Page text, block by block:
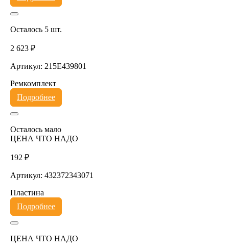
Осталось 5 шт.
2 623 ₽
Артикул: 215E439801
Ремкомплект
Подробнее
Осталось мало
ЦЕНА ЧТО НАДО
192 ₽
Артикул: 432372343071
Пластина
Подробнее
ЦЕНА ЧТО НАДО